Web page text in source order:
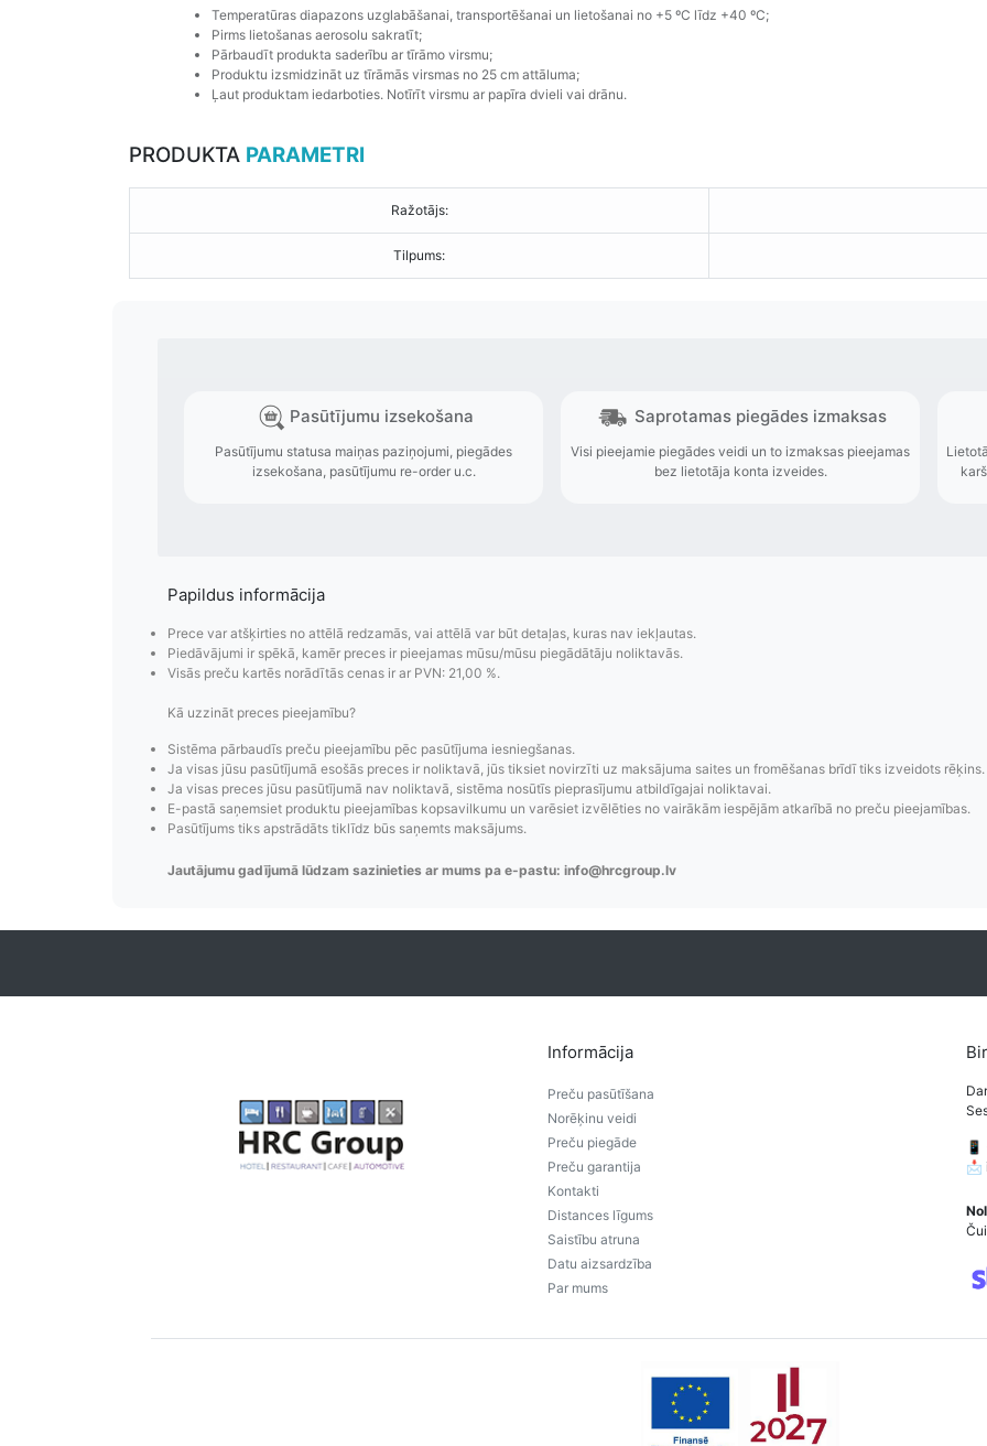
Temperatūras diapazons uzglabāšanai, transportēšanai un lietošanai no +5 ºC līdz +40 ºC;
Pirms lietošanas aerosolu sakratīt;
Pārbaudīt produkta saderību ar tīrāmo virsmu;
Produktu izsmidzināt uz tīrāmās virsmas no 25 cm attāluma;
Ļaut produktam iedarboties. Notīrīt virsmu ar papīra dvieli vai drānu.
PRODUKTA PARAMETRI
Ražotājs:
Tilpums:
Pasūtījumu izsekošana
Pasūtījumu statusa maiņas paziņojumi, piegādes
Saprotamas
Visi pieejamie piegādes veidi un to
Papildus informācija
Prece var atšķirties no attēlā redzamās, vai attēlā var būt detaļas, kuras nav iekļautas.
Piedāvājumi ir spēkā, kamēr preces ir pieejamas mūsu/mūsu piegādātāju noliktavās.
Visās preču kartēs norādītās cenas ir ar PVN: 21,00 %.
Kā uzzināt preces pieejamību?
Sistēma pārbaudīs preču pieejamību pēc pasūtījuma iesniegšanas.
Ja visas jūsu pasūtījumā esošās preces ir noliktavā, jūs tiksiet novirzīti uz maksājuma saites un fromēšanas brīdī tiks izveidots rēķins.
Ja visas preces jūsu pasūtījumā nav noliktavā, sistēma nosūtīs pieprasījumu atbildīgajai noliktavai.
E-pastā saņemsiet produktu pieejamības kopsavilkumu un varēsiet izvēlēties no vairākām iespējām atkarībā no preču pieejamības.
Pasūtījums tiks apstrādāts tiklīdz būs saņemts maksājums.
Jautājumu gadījumā lūdzam sazinieties ar mums pa e-pastu: info@hrcgroup.lv
Informācija
Preču pasūtīšana
Norēķinu veidi
Preču piegāde
Preču garantija
Kontakti
Distances līgums
Saistību atruna
Datu aizsardzība
Par mums
📱
📩